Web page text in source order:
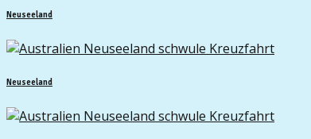
Neuseeland
Neuseeland